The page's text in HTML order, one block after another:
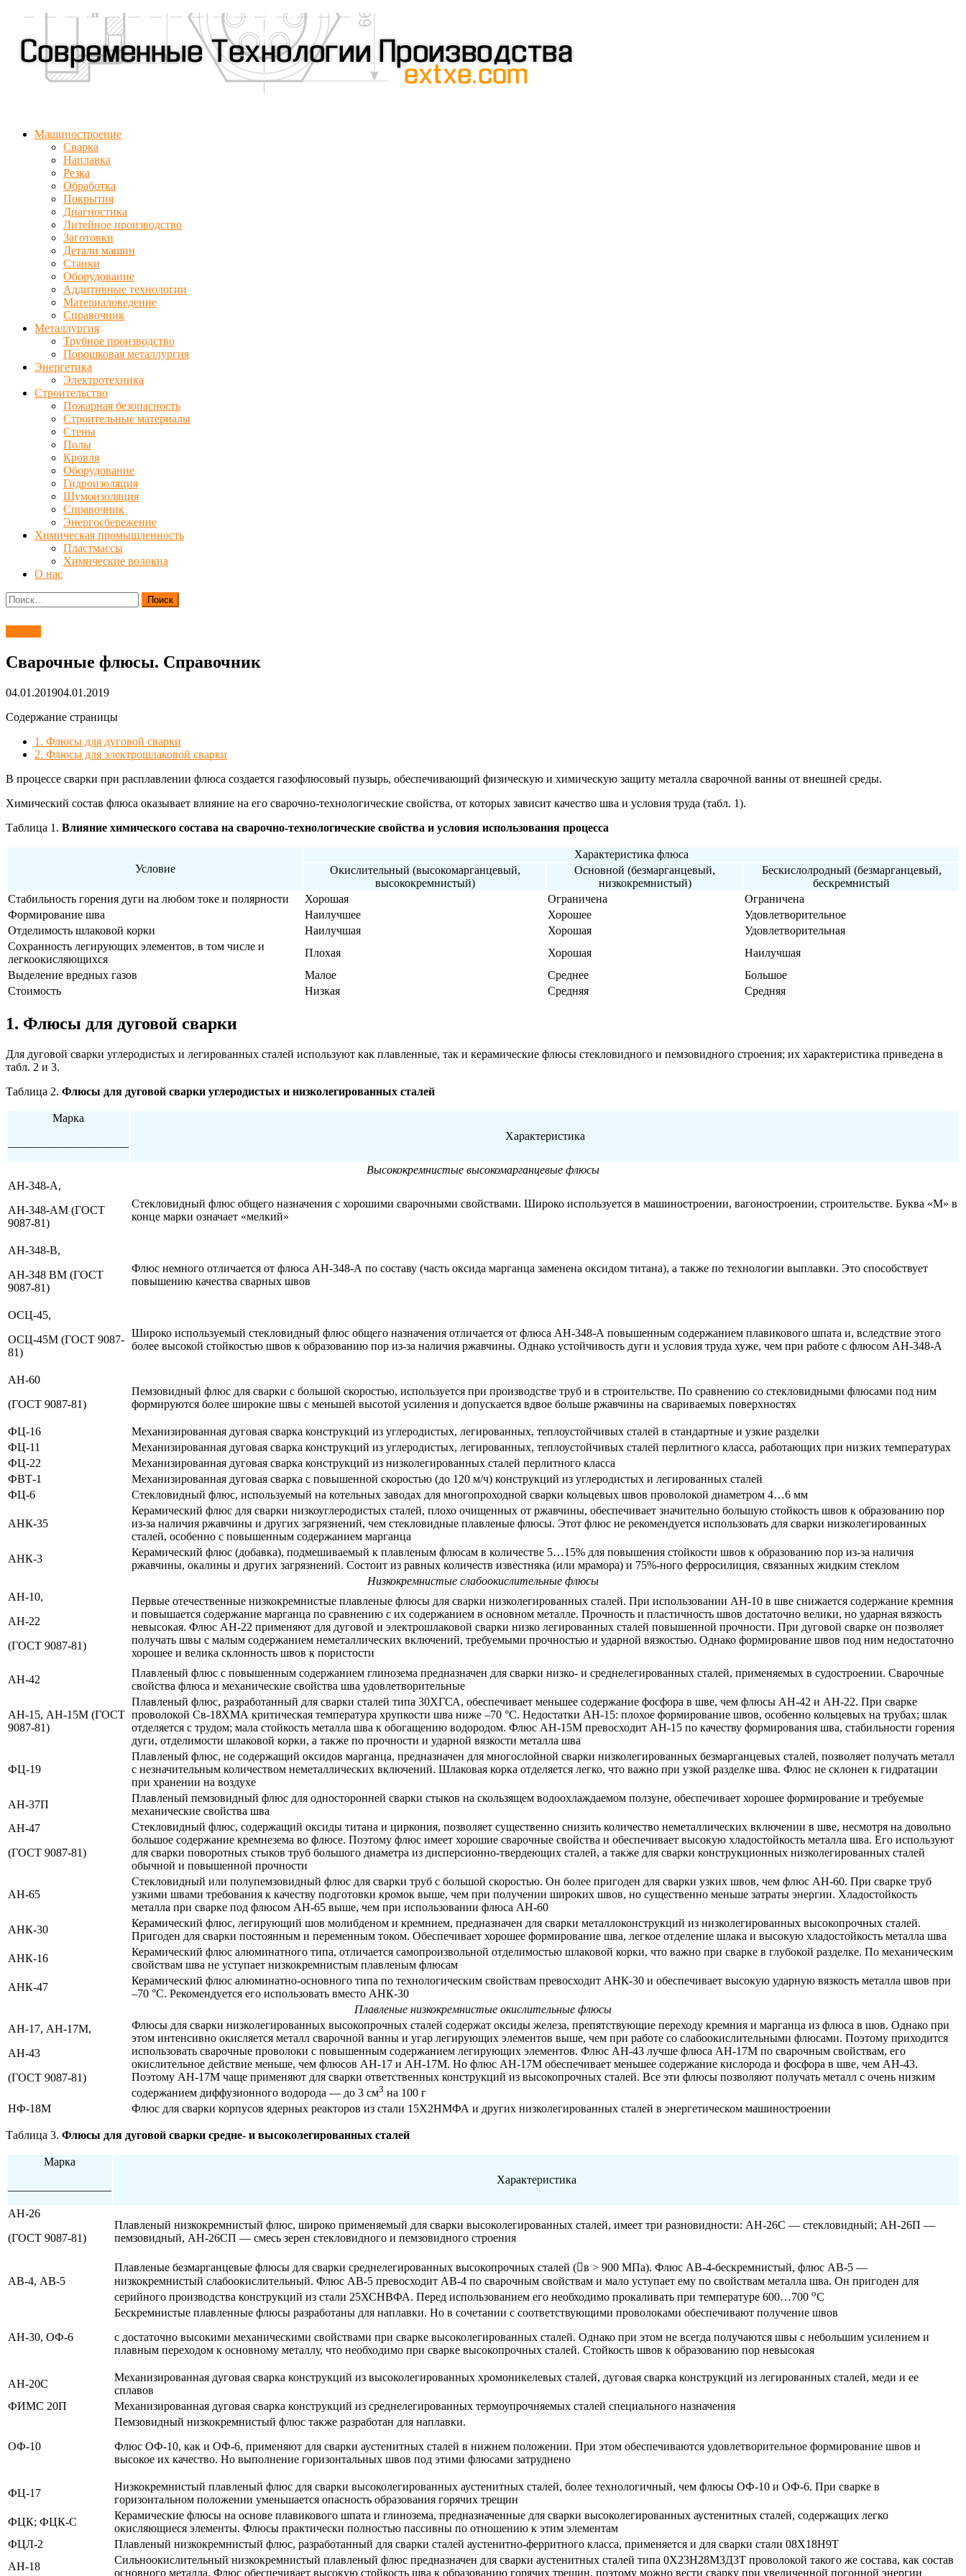
Машиностроение
Сварка
Наплавка
Резка
Обработка
Покрытия
Диагностика
Литейное производство
Заготовки
Детали машин
Станки
Оборудование
Аддитивные технологии
Материаловедение
Справочник
Металлургия
Трубное производство
Порошковая металлургия
Энергетика
Электротехника
Строительство
Пожарная безопасность
Строительные материалы
Стены
Полы
Кровля
Оборудование
Гидроизоляция
Шумоизоляция
Справочник
Энергосбережение
Химическая промышленность
Пластмассы
Химические волокна
О нас
Найти:
Сварочные флюсы. Справочник
04.01.201904.01.2019
Содержание страницы
1. Флюсы для дуговой сварки
2. Флюсы для электрошлаковой сварки
В процессе сварки при расплавлении флюса создается газофлюсовый пузырь, обеспечивающий физическую и химическую защиту металла сварочной ванны от внешней среды.
Химический состав флюса оказывает влияние на его сварочно-технологические свойства, от которых зависит качество шва и условия труда (табл. 1).
Таблица 1. Влияние химического состава на сварочно-технологические свойства и условия использования процесса
Условие
Характеристика флюса
Окислительный (высокомарганцевый,
высококремнистый)
Основной (безмарганцевый,
низкокремнистый)
Бескислолродный (безмарганцевый,
бескремнистый
Стабильность горения дуги на любом токе и полярности
Хорошая Ограничена
Ограничена
Формирование шва
Наилучшее Хорошее
Удовлетворительное
Отделимость шлаковой корки
Наилучшая Хорошая
Удовлетворительная
Сохранность легирующих элементов, в том числе и
легкоокисляющихся
Плохая Хорошая
Наилучшая
Выделение вредных газов
Малое Среднее
Большое
Стоимость
Низкая Средняя Средняя
1. Флюсы для дуговой сварки
Для дуговой сварки углеродистых и легированных сталей используют как плавленные, так и керамические флюсы стекловидного и пемзовидного строения; их характеристика приведена в
табл. 2 и 3.
Таблица 2. Флюсы для дуговой сварки углеродистых и низколегированных сталей
Марка
Характеристика
Высококремнистые высокомарганцевые флюсы
АН-348-А,
АН-348-АМ (ГОСТ
9087-81)
Стекловидный флюс общего назначения с хорошими сварочными свойствами. Широко используется в машиностроении, вагоностроении, строительстве. Буква «М» в
конце марки означает «мелкий»
АН-348-В,
АН-348 ВМ (ГОСТ
9087-81)
Флюс немного отличается от флюса АН-348-А по составу (часть оксида марганца заменена оксидом титана), а также по технологии выплавки. Это способствует
повышению качества сварных швов
ОСЦ-45,
ОСЦ-45М (ГОСТ 9087-
81)
Широко используемый стекловидный флюс общего назначения отличается от флюса АН-348-А повышенным содержанием плавикового шпата и, вследствие этого
более высокой стойкостью швов к образованию пор из-за наличия ржавчины. Однако устойчивость дуги и условия труда хуже, чем при работе с флюсом АН-348-А
АН-60
(ГОСТ 9087-81)
Пемзовидный флюс для сварки с большой скоростью, используется при производстве труб и в строительстве. По сравнению со стекловидными флюсами под ним
формируются более широкие швы с меньшей высотой усиления и допускается вдвое больше ржавчины на свариваемых поверхностях
ФЦ-16
Механизированная дуговая сварка конструкций из углеродистых, легированных, теплоустойчивых сталей в стандартные и узкие разделки
ФЦ-11
Механизированная дуговая сварка конструкций из углеродистых, легированных, теплоустойчивых сталей перлитного класса, работающих при низких температурах
ФЦ-22
Механизированная дуговая сварка конструкций из низколегированных сталей перлитного класса
ФВТ-1
Механизированная дуговая сварка с повышенной скоростью (до 120 м/ч) конструкций из углеродистых и легированных сталей
ФЦ-6
Стекловидный флюс, используемый на котельных заводах для многопроходной сварки кольцевых швов проволокой диаметром 4…6 мм
АНК-35
Керамический флюс для сварки низкоуглеродистых сталей, плохо очищенных от ржавчины, обеспечивает значительно большую стойкость швов к образованию пор
из-за наличия ржавчины и других загрязнений, чем стекловидные плавленые флюсы. Этот флюс не рекомендуется использовать для сварки низколегированных
сталей, особенно с повышенным содержанием марганца
АНК-3
Керамический флюс (добавка), подмешиваемый к плавленым флюсам в количестве 5…15% для повышения стойкости швов к образованию пор из-за наличия
ржавчины, окалины и других загрязнений. Состоит из равных количеств известняка (или мрамора) и 75%-ного ферросилиция, связанных жидким стеклом
Низкокремнистые слабоокислительные флюсы
АН-10,
АН-22
(ГОСТ 9087-81)
Первые отечественные низкокремнистые плавленые флюсы для сварки низколегированных сталей. При использовании АН-10 в шве снижается содержание кремния
и повышается содержание марганца по сравнению с их содержанием в основном металле. Прочность и пластичность швов достаточно велики, но ударная вязкость
невысокая. Флюс АН-22 применяют для дуговой и электрошлаковой сварки низко легированных сталей повышенной прочности. При дуговой сварке он позволяет
получать швы с малым содержанием неметаллических включений, требуемыми прочностью и ударной вязкостью. Однако формирование швов под ним недостаточно
хорошее и велика склонность швов к пористости
АН-42
Плавленый флюс с повышенным содержанием глинозема предназначен для сварки низко- и среднелегированных сталей, применяемых в судостроении. Сварочные
свойства флюса и механические свойства шва удовлетворительные
АН-15, АН-15М (ГОСТ
9087-81)
Плавленый флюс, разработанный для сварки сталей типа 30ХГСА, обеспечивает меньшее содержание фосфора в шве, чем флюсы АН-42 и АН-22. При сварке
проволокой Св-18ХМА критическая температура хрупкости шва ниже –70 °С. Недостатки АН-15: плохое формирование швов, особенно кольцевых на трубах; шлак
отделяется с трудом; мала стойкость металла шва к обогащению водородом. Флюс АН-15М превосходит АН-15 по качеству формирования шва, стабильности горения
дуги, отделимости шлаковой корки, а также по прочности и ударной вязкости металла шва
ФЦ-19
Плавленый флюс, не содержащий оксидов марганца, предназначен для многослойной сварки низколегированных безмарганцевых сталей, позволяет получать металл
с незначительным количеством неметаллических включений. Шлаковая корка отделяется легко, что важно при узкой разделке шва. Флюс не склонен к гидратации
при хранении на воздухе
АН-37П
Плавленый пемзовидный флюс для односторонней сварки стыков на скользящем водоохлаждаемом ползуне, обеспечивает хорошее формирование и требуемые
механические свойства шва
АН-47
(ГОСТ 9087-81)
Стекловидный флюс, содержащий оксиды титана и циркония, позволяет существенно снизить количество неметаллических включении в шве, несмотря на довольно
большое содержание кремнезема во флюсе. Поэтому флюс имеет хорошие сварочные свойства и обеспечивает высокую хладостойкость металла шва. Его используют
для сварки поворотных стыков труб большого диаметра из дисперсионно-твердеющих сталей, а также для сварки конструкционных низколегированных сталей
обычной и повышенной прочности
АН-65
Стекловидный или полупемзовидный флюс для сварки труб с большой скоростью. Он более пригоден для сварки узких швов, чем флюс АН-60. При сварке труб
узкими швами требования к качеству подготовки кромок выше, чем при получении широких швов, но существенно меньше затраты энергии. Хладостойкость
металла при сварке под флюсом АН-65 выше, чем при использовании флюса АН-60
АНК-30
Керамический флюс, легирующий шов молибденом и кремнием, предназначен для сварки металлоконструкций из низколегированных высокопрочных сталей.
Пригоден для сварки постоянным и переменным током. Обеспечивает хорошее формирование шва, легкое отделение шлака и высокую хладостойкость металла шва
АНК-16
Керамический флюс алюминатного типа, отличается самопроизвольной отделимостью шлаковой корки, что важно при сварке в глубокой разделке. По механическим
свойствам шва не уступает низкокремнистым плавленым флюсам
АНК-47
Керамический флюс алюминатно-основного типа по технологическим свойствам превосходит АНК-30 и обеспечивает высокую ударную вязкость металла швов при
–70 °С. Рекомендуется его использовать вместо АНК-30
Плавленые низкокремнистые окислительные флюсы
АН-17, АН-17М,
АН-43
(ГОСТ 9087-81)
Флюсы для сварки низколегированных высокопрочных сталей содержат оксиды железа, препятствующие переходу кремния и марганца из флюса в шов. Однако при
этом интенсивно окисляется металл сварочной ванны и угар легирующих элементов выше, чем при работе со слабоокислительными флюсами. Поэтому приходится
использовать сварочные проволоки с повышенным содержанием легирующих элементов. Флюс АН-43 лучше флюса АН-17М по сварочным свойствам, его
окислительное действие меньше, чем флюсов АН-17 и АН-17М. Но флюс АН-17М обеспечивает меньшее содержание кислорода и фосфора в шве, чем АН-43.
Поэтому АН-17М чаще применяют для сварки ответственных конструкций из высокопрочных сталей. Все эти флюсы позволяют получать металл с очень низким
содержанием диффузионного водорода — до 3 см3 на 100 г
НФ-18М
Флюс для сварки корпусов ядерных реакторов из стали 15Х2НМФА и других низколегированных сталей в энергетическом машиностроении
Таблица 3. Флюсы для дуговой сварки средне- и высоколегированных сталей
Марка
Характеристика
АН-26
(ГОСТ 9087-81)
Плавленый низкокремнистый флюс, широко применяемый для сварки высоколегированных сталей, имеет три разновидности: АН-26С — стекловидный; АН-26П —
пемзовидный, АН-26СП — смесь зерен стекловидного и пемзовидного строения
АВ-4, АВ-5
Плавленые безмарганцевые флюсы для сварки среднелегированных высокопрочных сталей (в > 900 МПа). Флюс АВ-4-бескремнистый, флюс АВ-5 —
низкокремнистый слабоокислительный. Флюс АВ-5 превосходит АВ-4 по сварочным свойствам и мало уступает ему по свойствам металла шва. Он пригоден для
серийного производства конструкций из стали 25ХСНВФА. Перед использованием его необходимо прокаливать при температуре 600…700 оС
АН-30, ОФ-6
Бескремнистые плавленные флюсы разработаны для наплавки. Но в сочетании с соответствующими проволоками обеспечивают получение швов
с достаточно высокими механическими свойствами при сварке высоколегированных сталей. Однако при этом не всегда получаются швы с небольшим усилением и
плавным переходом к основному металлу, что необходимо при сварке высокопрочных сталей. Стойкость швов к образованию пор невысокая
АН-20С
Механизированная дуговая сварка конструкций из высоколегированных хромоникелевых сталей, дуговая сварка конструкций из легированных сталей, меди и ее
сплавов
ФИМС 20П
Механизированная дуговая сварка конструкций из среднелегированных термоупрочняемых сталей специального назначения
ОФ-10
Пемзовидный низкокремнистый флюс также разработан для наплавки.
Флюс ОФ-10, как и ОФ-6, применяют для сварки аустенитных сталей в нижнем положении. При этом обеспечиваются удовлетворительное формирование швов и
высокое их качество. Но выполнение горизонтальных швов под этими флюсами затруднено
ФЦ-17
Низкокремнистый плавленый флюс для сварки высоколегированных аустенитных сталей, более технологичный, чем флюсы ОФ-10 и ОФ-6. При сварке в
горизонтальном положении уменьшается опасность образования горячих трещин
ФЦК; ФЦК-С
Керамические флюсы на основе плавикового шпата и глинозема, предназначенные для сварки высоколегированных аустенитных сталей, содержащих легко
окисляющиеся элементы. Флюсы практически полностью пассивны по отношению к этим элементам
ФЦЛ-2
Плавленый низкокремнистый флюс, разработанный для сварки сталей аустенитно-ферритного класса, применяется и для сварки стали 08Х18Н9Т
АН-18
Сильноокислительный низкокремнистый плавленый флюс предназначен для сварки аустенитных сталей типа 0Х23Н28М3Д3Т проволокой такого же состава, как состав
основного металла. Флюс обеспечивает высокую стойкость шва к образованию горячих трещин, поэтому можно вести сварку при увеличенной погонной энергии